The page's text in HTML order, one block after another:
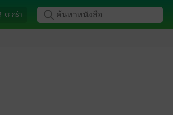
ตะกร้า